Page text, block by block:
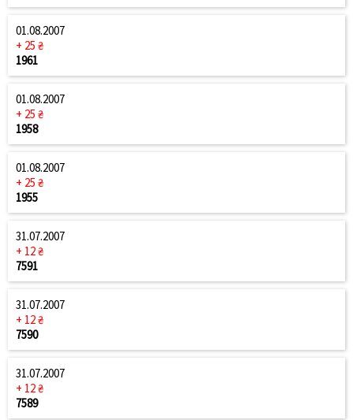
01.08.2007
+ 25 ₴
1961
01.08.2007
+ 25 ₴
1958
01.08.2007
+ 25 ₴
1955
31.07.2007
+ 12 ₴
7591
31.07.2007
+ 12 ₴
7590
31.07.2007
+ 12 ₴
7589